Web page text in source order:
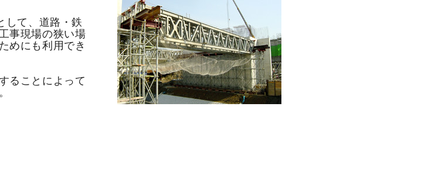
して、道路・鉄
事現場の狭い場
めにも利用でき
ることによって